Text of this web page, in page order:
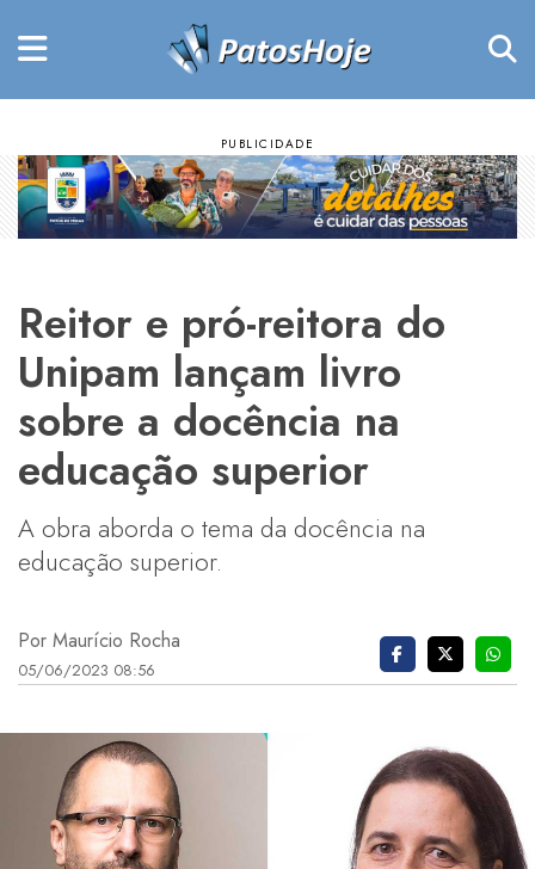
Reitor e pró-reitora do
Unipam lançam livro
sobre a docência na
educação superior
A obra aborda o tema da docência na
educação superior.
Por Maurício Rocha
05/06/2023 08:56